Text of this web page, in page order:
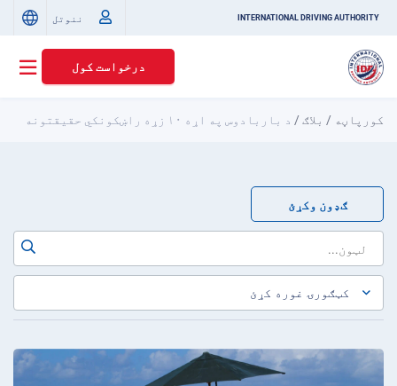
INTERNATIONAL DRIVING AUTHORITY ننوتل
درخواست کول
کورپاڼه / بلاګ/ د باربادوس په اړه ۱۰ زړه راښکونکي حقیقتونه
ګډون وکړئ